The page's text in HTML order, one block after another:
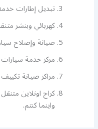
تبديل إطارات
كهربائي وبنشر متنقل 24
صيانة وإصلاح
مركز خدمة
مراكز صيانة
كراج اونلاين
واينما كنتم.